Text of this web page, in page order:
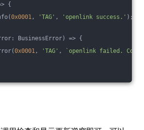
{
0x0001, 'TAG' , 'openlink success.' );
BusinessError) => {
0x0001, 'TAG' ,
`openlink failed.